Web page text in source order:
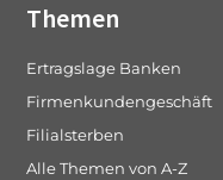
Themen
Ertragslage Banken
Firmenkundengeschäft
Filialsterben
Alle Themen von A-Z